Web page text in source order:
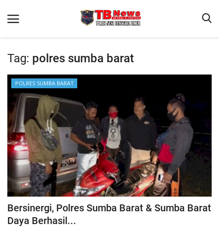
Beranda
Binkam
Terms & Conditions
Reskrim
Lantas
Polisi Kita
Mitra Polisi
Link Polda NTT
Tag: polres sumba barat
POLRES SUMBA BARAT
Bersinergi, Polres Sumba Barat & Sumba Barat
Daya Berhasil...